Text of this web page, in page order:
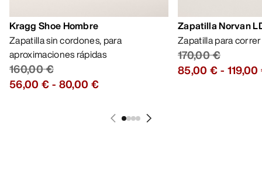
Kragg Shoe Hombre
Zapatilla sin cordones, para
aproximaciones rápidas
160,00 €
56,00 €- 80,00 €
Zapatilla Norvan
Zapatilla para
170,00 €
85,00 €-